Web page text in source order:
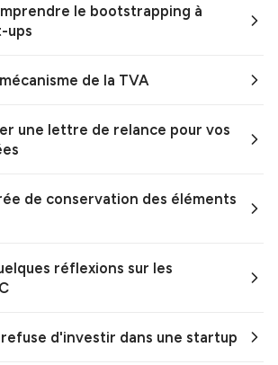
le bootstrapping à
ups
de la TVA
une lettre de relance pour vos
de conservation des éléments
réflexions sur les
d'investir dans une startup